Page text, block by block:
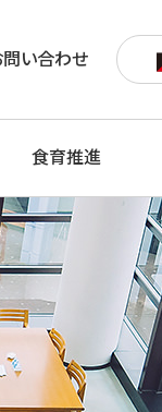
問い合わせ
食育推進